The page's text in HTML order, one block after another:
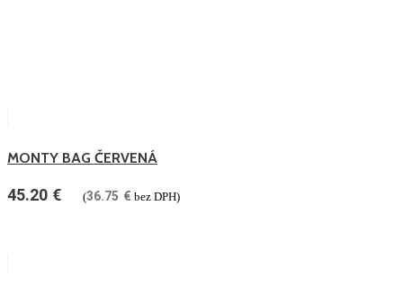
MONTY BAG ČERVENÁ
45.20 € (36.75 € bez DPH)